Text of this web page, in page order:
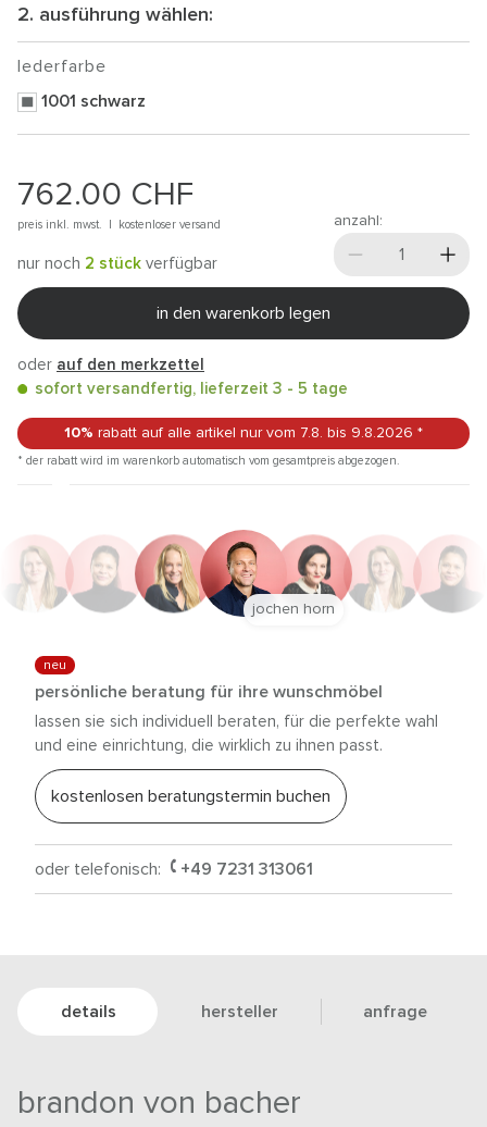
2. ausführung wählen:
lederfarbe
1001 schwarz
762.00 CHF
preis inkl. mwst. | kostenloser versand
nur noch 2 stück verfügbar
anzahl:
in den warenkorb legen
oder auf den merkzettel
sofort versandfertig, lieferzeit 3 - 5 tage
10% rabatt auf alle artikel nur vom 7.8. bis 9.8.2026 *
* der rabatt wird im warenkorb automatisch vom gesamtpreis abgezogen.
neu
persönliche beratung für ihre wunschmöbel
lassen sie sich individuell beraten, für die perfekte wahl
und eine einrichtung, die wirklich zu ihnen passt.
kostenlosen beratungstermin buchen
oder telefonisch: +49 7231 313061
jochen horn
details hersteller anfrage
brandon von bacher